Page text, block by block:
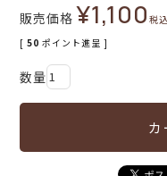
販売価格 ¥1,100税込
[ 50 ポイント進呈 ]
カ